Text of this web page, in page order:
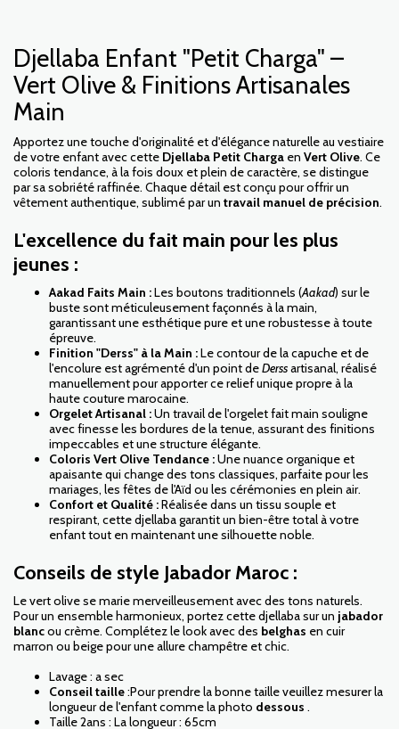
Djellaba Enfant "Petit Charga" –
Vert Olive & Finitions Artisanales
Main
Apportez une touche d'originalité et d'élégance naturelle au vestiaire
de votre enfant avec cette Djellaba Petit Charga en Vert Olive. Ce
coloris tendance, à la fois doux et plein de caractère, se distingue
par sa sobriété raffinée. Chaque détail est conçu pour offrir un
vêtement authentique, sublimé par un travail manuel de précision.
L'excellence du fait main pour les plus
jeunes :
Aakad Faits Main :Les boutons traditionnels (Aakad) sur le
buste sont méticuleusement façonnés à la main,
garantissant une esthétique pure et une robustesse à toute
épreuve.
Finition "Derss" à la Main :Le contour de la capuche et de
l'encolure est agrémenté d'un point deDerssartisanal, réalisé
manuellement pour apporter ce relief unique propre à la
haute couture marocaine.
Orgelet Artisanal :Un travail de l'orgelet fait main souligne
avec finesse les bordures de la tenue, assurant des finitions
impeccables et une structure élégante.
Coloris Vert Olive Tendance :Une nuance organique et
apaisante qui change des tons classiques, parfaite pour les
mariages, les fêtes de l'Aïd ou les cérémonies en plein air.
Confort et Qualité :Réalisée dans un tissu souple et
respirant, cette djellaba garantit un bien-être total à votre
enfant tout en maintenant une silhouette noble.
Conseils de style Jabador Maroc :
Le vert olive se marie merveilleusement avec des tons naturels.
Pour un ensemble harmonieux, portez cette djellaba sur un jabador
blancou crème. Complétez le look avec des belghas en cuir
marron ou beige pour une allure champêtre et chic.
Lavage : a sec
Conseil taille:Pour prendre la bonne taille veuillez mesurer la
longueur de l'enfant comme la photo dessous .
Taille 2ans : La longueur : 65cm